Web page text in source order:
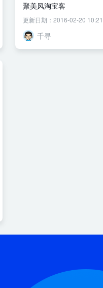
聚美风淘宝客
更新日期：2016-02-20 10:21
千寻